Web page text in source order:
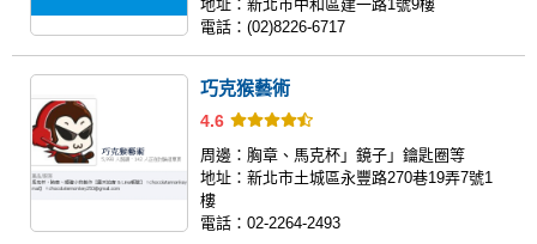
地址： 新北市中和區建一路1號9樓
電話： (02)8226-6717
巧克猴藝術
4.6
周邊： 胸章、馬克杯」鏡子」鑰匙圈等
地址： 新北市土城區永豐路270巷19弄7號1
樓
電話： 02-2264-2493